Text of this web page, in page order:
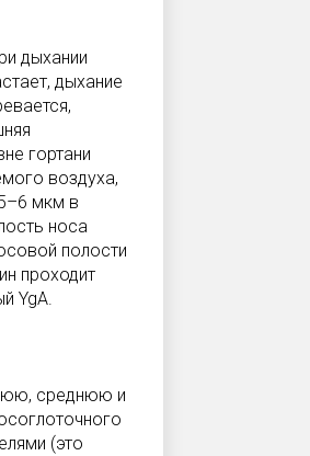
дыхании
дыхание
гортани
воздуха,
мкм в
носа
полости
проходит
YgА.
среднюю и
(это